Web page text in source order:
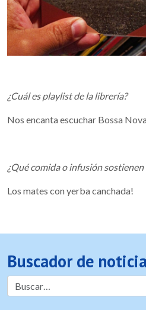
¿Cuál es playlist de la librería?
Nos encanta escuchar Bossa
¿Qué comida o infusión
Los mates con yerba canchada!
Buscador de